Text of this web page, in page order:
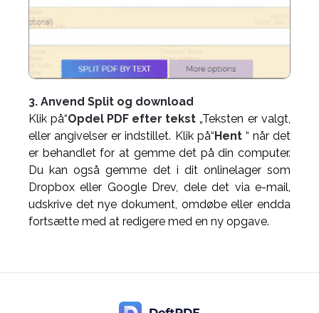
3. Anvend Split og download
Klik på“Opdel PDF efter tekst „Teksten er valgt,
eller angivelser er indstillet. Klik på“ Hent “ når det
er behandlet for at gemme det på din computer.
Du kan også gemme det i dit onlinelager som
Dropbox eller Google Drev, dele det via e-mail,
udskrive det nye dokument, omdøbe eller endda
fortsætte med at redigere med en ny opgave.